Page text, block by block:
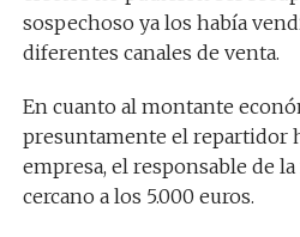
sospechoso ya los había
diferentes canales de venta.
En cuanto al montante
presuntamente el repartidor
empresa, el responsable de
cercano a los 5.000 euros.